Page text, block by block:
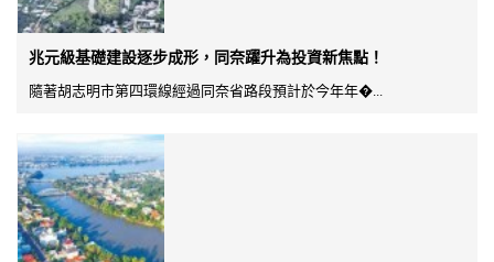
兆元級基礎建設逐步成形，同奈躍升為投資新焦點！
隨著胡志明市第四環線經過同奈省路段預計於今年年�...